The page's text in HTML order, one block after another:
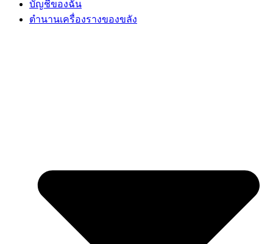
บัญชีของฉัน
ตำนานเครื่องรางของขลัง